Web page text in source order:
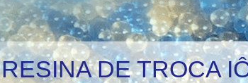
RESINA DE TROCA